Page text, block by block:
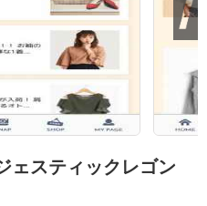
ェスティックレゴン